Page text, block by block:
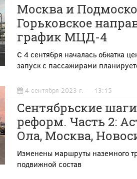
Москва и
Горьковское
график МЦД-4
С 4 сентября началась обкатка
запуск с пассажирами
4 сентября 2023 г. — 13:15
Сентябрьские
реформ. Часть 2:
Ола, Москва,
Изменены маршруты наземного
подвижной состав